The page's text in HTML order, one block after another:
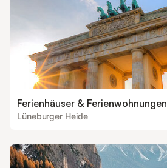
Ferienhäuser & Ferienwohnungen
Lüneburger Heide